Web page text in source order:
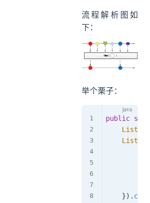
流程解析图如
下：
举个栗子：
public
List
List
}) .